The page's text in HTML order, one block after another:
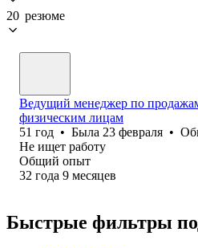
20 резюме
Ведущий менеджер по
физическим лицам
51 год • Была 23 февраля •
Не ищет работу
Общий опыт
32 года 9 месяцев
Быстрые фильтры